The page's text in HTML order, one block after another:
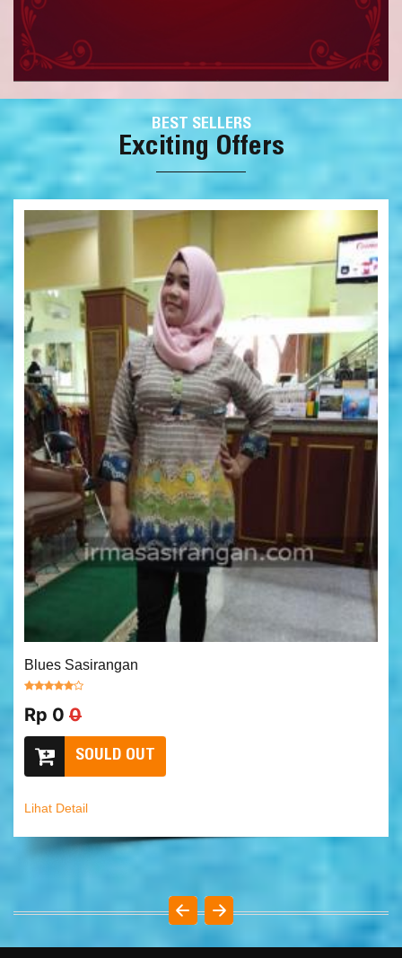
BEST SELLERS
Exciting Offers
Blues Sasirangan
Rp 0 0
SOULD OUT
Lihat Detail